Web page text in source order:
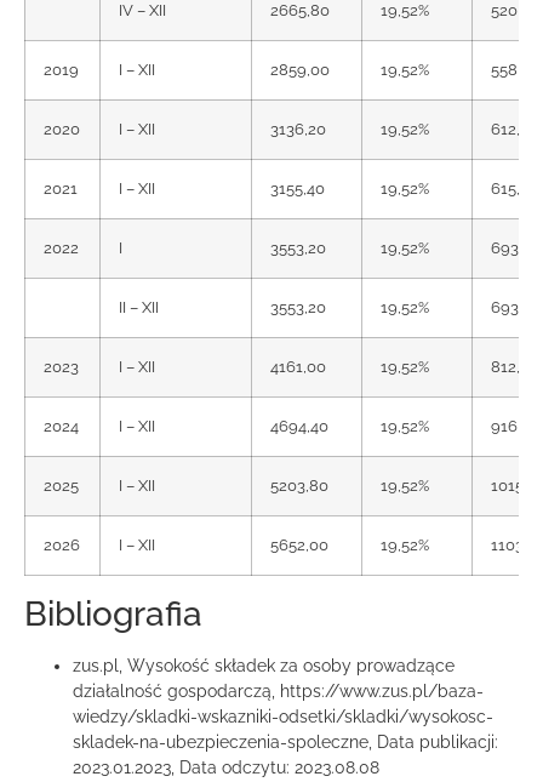
IV – XII 2665,80 19,52% 520,36
2019 I – XII 2859,00 19,52% 558,08
2020 I – XII 3136,20 19,52% 612,19
2021 I – XII 3155,40 19,52% 615,93
2022 I 3553,20 19,52% 693,58
II – XII 3553,20 19,52% 693,58
2023 I – XII 4161,00 19,52% 812,23
2024 I – XII 4694,40 19,52% 916,35
2025 I – XII 5203,80 19,52%
2026 I – XII 5652,00 19,52% 1103,27
Bibliografia
zus.pl, Wysokość składek za osoby prowadzące
działalność gospodarczą, https://www.zus.pl/baza-
wiedzy/skladki-wskazniki-odsetki/skladki/wysokosc-
skladek-na-ubezpieczenia-spoleczne, Data publikacji:
2023.01.2023, Data odczytu: 2023.08.08